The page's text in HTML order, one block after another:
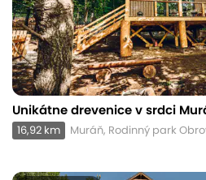
Unikátne drevenice v srdci
16,92 km Muráň, Rodinný park